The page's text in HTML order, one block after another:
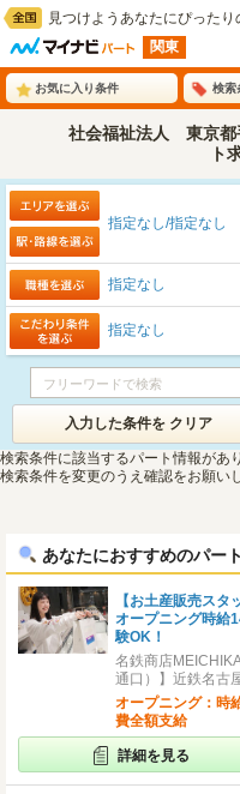
見つけようあなたにぴったり
関東
お気に入り条件 検索
社会福祉法人 東京都
ト
指定なし/指定なし
指定なし
指定なし
入力した条件を クリア
検索条件に該当するパート情報があ
検索条件を変更のうえ確認をお願い
あなたにおすすめのパート
【お土産販売スタ
オープニング時
験OK！
名鉄商店
通口）】近鉄名古
オープニング：時
費全額支給
詳細を見る